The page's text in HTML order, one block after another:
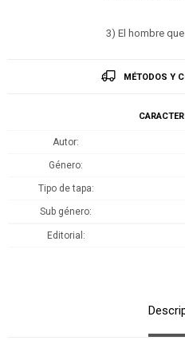
3) El hombre
MÉTODOS Y
Autor
Género
Tipo de tapa
Sub género
Editorial